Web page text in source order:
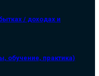
/ доходах и
обучение, практика)